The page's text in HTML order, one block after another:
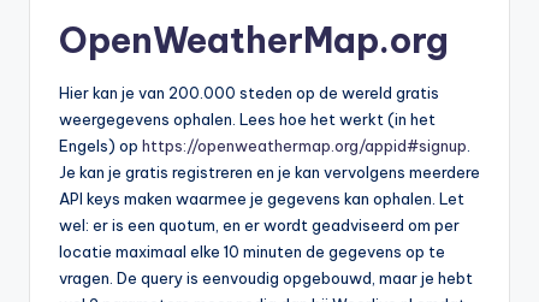
OpenWeatherMap.org
Hier kan je van 200.000 steden op de wereld gratis
weergegevens ophalen. Lees hoe het werkt (in het
Engels) op https://openweathermap.org/appid#signup
Je kan je gratis registreren en je kan vervolgens meerdere
API keys maken waarmee je gegevens kan ophalen. Let
wel: er is een quotum, en er wordt geadviseerd om per
locatie maximaal elke 10 minuten de gegevens op te
vragen. De query is eenvoudig opgebouwd, maar je hebt